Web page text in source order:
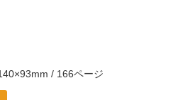
/ 166ページ